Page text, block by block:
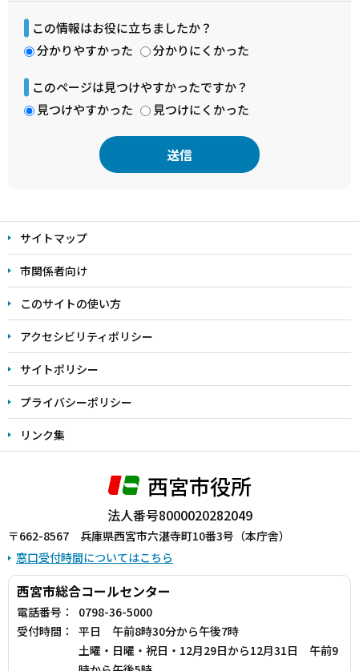
この情報はお役に立ちましたか？
分かりやすかった
分かりにくかった
このページは見つけやすかったですか？
見つけやすかった
見つけにくかった
文
こ
こ
ま
で
サイトマップ
市関係者向け
このサイトの使い方
アクセシビリティポリシー
サイトポリシー
プライバシーポリシー
リンク集
西宮市役所
法人番号8000020282049
〒662-8567 兵庫県西宮市六湛寺町10番3号（本庁舎）
窓口受付時間についてはこちら
西宮市総合コールセンター
電話番号：
0798-36-5000
受付時間：
平日 午前8時30分から午後7時
土曜・日曜・祝日・12月29日から12月31日 午前9